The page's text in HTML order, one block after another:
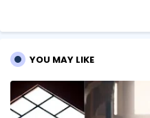
YOU MAY LIKE